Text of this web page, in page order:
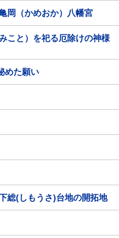
岡（かめおか）八幡宮
こと）を祀る厄除けの神様
めた願い
(しもうさ)台地の開拓地